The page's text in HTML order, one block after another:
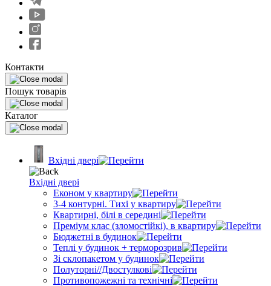
Контакти
Пошук товарів
Каталог
Вхідні двері
Вхідні двері
Економ у квартиру
3-4 контурні. Тихі у квартиру
Квартирні, білі в середині
Преміум клас (зломостійкі), в квартиру
Бюджетні в будинок
Теплі у будинок + терморозрив
Зі склопакетом у будинок
Полуторні//Двостулкові
Противопожежні та технічні